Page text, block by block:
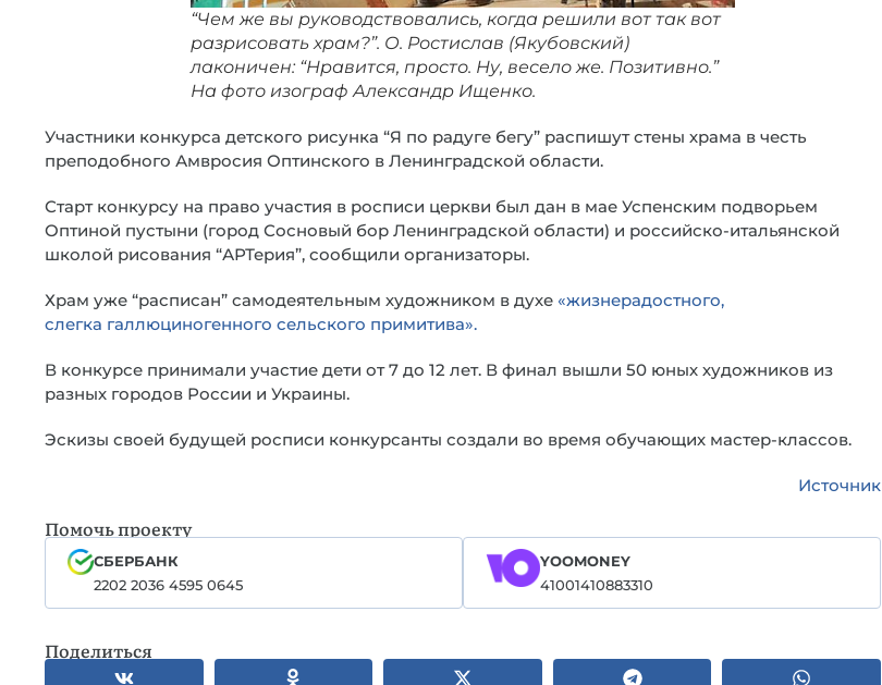
“Чем же вы руководствовались, когда решили вот так вот
разрисовать храм?”. О. Ростислав (Якубовский)
лаконичен: “Нравится, просто. Ну, весело же. Позитивно.”
На фото изограф Александр Ищенко.
Участники конкурса детского рисунка “Я по радуге бегу” распишут стены храма в честь
преподобного Амвросия Оптинского в Ленинградской области.
Старт конкурсу на право участия в росписи церкви был дан в мае Успенским подворьем
Оптиной пустыни (город Сосновый бор Ленинградской области) и российско-итальянской
школой рисования “АРТерия”, сообщили организаторы.
Храм уже “расписан” самодеятельным художником в духе «жизнерадостного,
слегка галлюциногенного сельского примитива».
В конкурсе принимали участие дети от 7 до 12 лет. В финал вышли 50 юных художников из
разных городов России и Украины.
Эскизы своей будущей росписи конкурсанты создали во время обучающих мастер-классов.
Источник
Помочь проекту
СБЕРБАНК
2202 2036 4595 0645
YOOMONEY
41001410883310
Поделиться